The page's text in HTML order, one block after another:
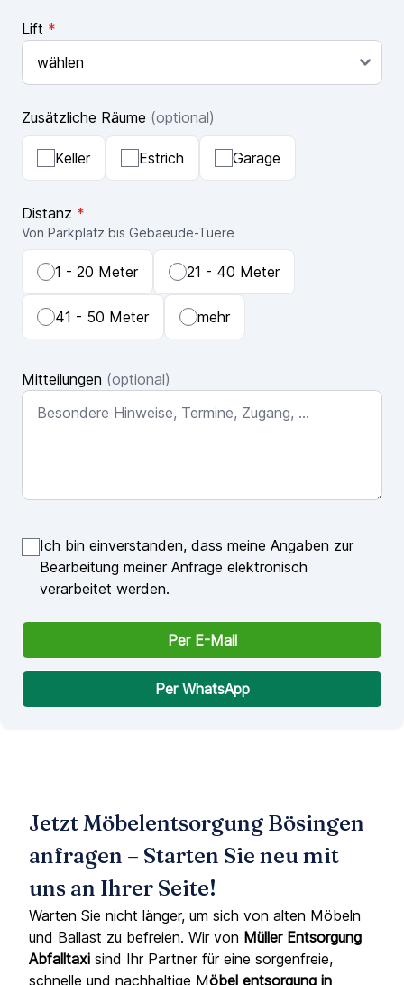
Lift *
Zusätzliche Räume (optional)
Keller Estrich Garage
Distanz *
Von Parkplatz bis Gebaeude-Tuere
1 - 20 Meter 21 - 40 Meter
41 - 50 Meter mehr
Mitteilungen (optional)
Ich bin einverstanden, dass meine Angaben zur
Bearbeitung meiner Anfrage elektronisch
verarbeitet werden.
Per E-Mail
Per WhatsApp
Jetzt Möbelentsorgung Bösingen
anfragen – Starten Sie neu mit
uns an Ihrer Seite!
Warten Sie nicht länger, um sich von alten Möbeln
und Ballast zu befreien. Wir von Müller Entsorgung
Abfalltaxi sind Ihr Partner für eine sorgenfreie,
schnelle und nachhaltige Möbel entsorgung in